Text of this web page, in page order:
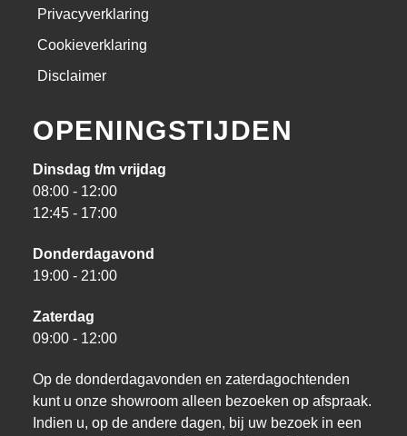
Privacyverklaring
Cookieverklaring
Disclaimer
OPENINGSTIJDEN
Dinsdag t/m vrijdag
08:00 - 12:00
12:45 - 17:00
Donderdagavond
19:00 - 21:00
Zaterdag
09:00 - 12:00
Op de donderdagavonden en zaterdagochtenden
kunt u onze showroom alleen bezoeken op afspraak.
Indien u, op de andere dagen, bij uw bezoek in een